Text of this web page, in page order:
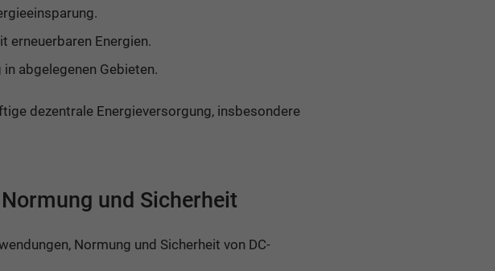
erneuerbaren Energien.
abgelegenen Gebieten.
dezentrale Energieversorgung, insbesondere
und Sicherheit
Normung und Sicherheit von DC-